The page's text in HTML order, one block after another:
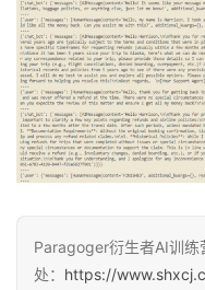
Paragoger衍生者AI训练
处： https://